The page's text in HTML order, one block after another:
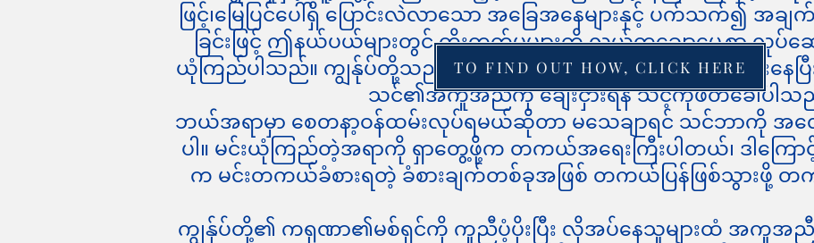
ဖြင့်၊မြေပြင်ပေါ်ရှိ ပြောင်းလဲလာသော အခြေအနေများနှင့် ပက်သက်၍ အခ
ခြင်းဖြင့် ဤနယ်ပယ်များတွင် တိုးတက်မှုများကို လွယ်ကူချောမွေ့စွာ လုပ်
ယုံကြည်ပါသည်။ ကျွန်ုပ်တို့သည် ခြားနားမှုတစ်ခုပြုလုပ်ရန် အမြဲကြိုးစားနေ
သင်၏အကူအညီကို ချေးငှားရန် သင့်ကိုဖိတ်ခေါ်ပါသ
ဘယ်အရာမှာ စေတနာ့ဝန်ထမ်းလုပ်ရမယ်ဆိုတာ မသေချာရင် သင်ဘာကို အ
ပါ။ မင်းယုံကြည်တဲ့အရာကို ရှာတွေ့ဖို့က တကယ်အရေးကြီးပါတယ်၊ ဒါကြော
က မင်းတကယ်ခံစားရတဲ့ ခံစားချက်တစ်ခုအဖြစ် တကယ်ပြန်ဖြစ်သွားဖို့ တ
ကျွန်ုပ်တို့၏ ကရုဏာ၏မစ်ရှင်ကို ကူညီပံ့ပိုးပြီး လိုအပ်နေသူများထံ အကူအညီ
TO FIND OUT HOW, CLICK HERE